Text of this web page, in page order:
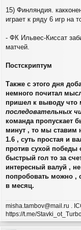
15) Финляндия.
играет к ряду 6 игр на
- ФК Ильвес-Киссат
матчей.
Постскриптум
Также с этого дня
немного почитал
пришел к выводу что
последовательных
команда пропускает
минут , то мы ставим
1.6 , суть простая и
против сухой победы
быстрый гол то за
интересный валуй ,
попробовать можно ,
в месяц.
misha.tambov@mail.ru .
https://t.me/